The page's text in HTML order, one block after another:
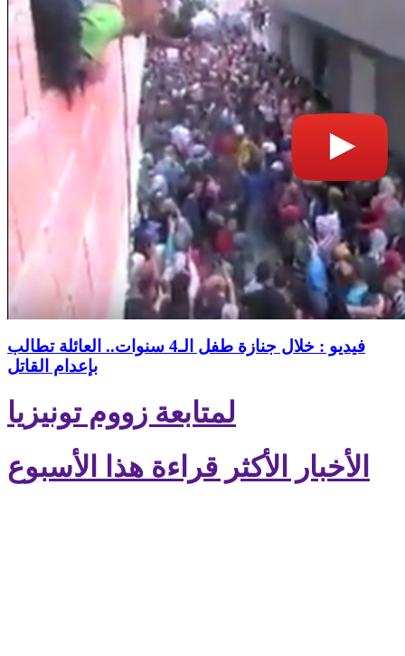
فيديو : خلال جنازة طفل الـ4 سنوات.. العائلة تطالب
بإعدام القاتل
لمتابعة زووم تونيزيا
الأخبار الأكثر قراءة هذا الأسبوع